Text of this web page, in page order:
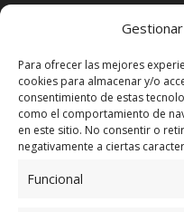
Para ofrecer las mejores
cookies para almacenar y/o
consentimiento de estas
como el comportamiento de
en este sitio. No consentir o
negativamente a ciertas
Funcional
C/ San José 6, 11004 Cádiz
LEGAL
POLÍTICA DE ENVÍO